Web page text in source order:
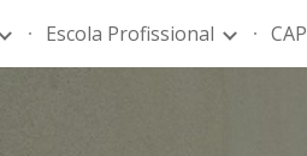
Skip to main content
Escola Profissional CAP